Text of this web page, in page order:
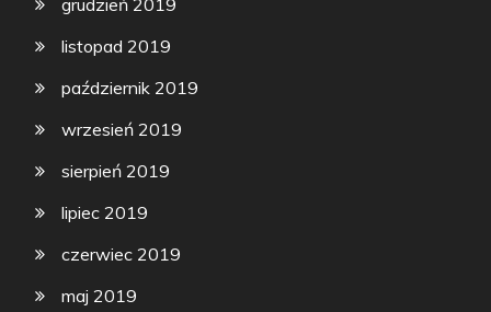
grudzień 2019
listopad 2019
październik 2019
wrzesień 2019
sierpień 2019
lipiec 2019
czerwiec 2019
maj 2019